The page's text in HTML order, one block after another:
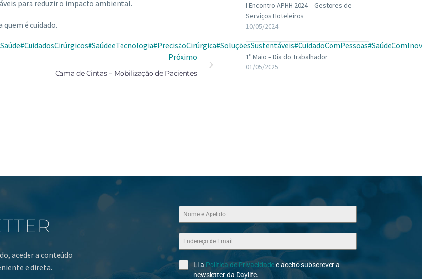
para reduzir o impacto ambiental.
quem é cuidado.
#CuidadosCirúrgicos#SaúdeeTecnologia#PrecisãoCirúrgica#SoluçõesSustentáveis#CuidadoComPessoas
Próximo
Cama de Cintas – Mobilização de Pacientes
I Encontro APHH 2024 – Gestores de
Serviços Hoteleiros
10/05/2024
1º Maio – Dia do Trabalhador
01/05/2025
aceder a conteúdo
e direta.
Li a Política de Privacidadee aceito subscrever a
newsletter da Daylife.